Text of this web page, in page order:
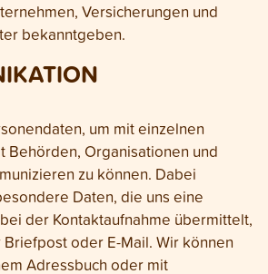
Ver­sicherungen und
bekannt­geben.
um mit einzelnen
Behörden, Organi­sationen und
zu können. Dabei
Daten, die uns eine
der Kontakt­aufnahme übermittelt,
oder E-Mail. Wir können
Adress­buch oder mit